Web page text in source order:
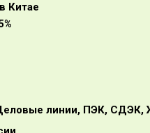
Китае
линии, ПЭК,